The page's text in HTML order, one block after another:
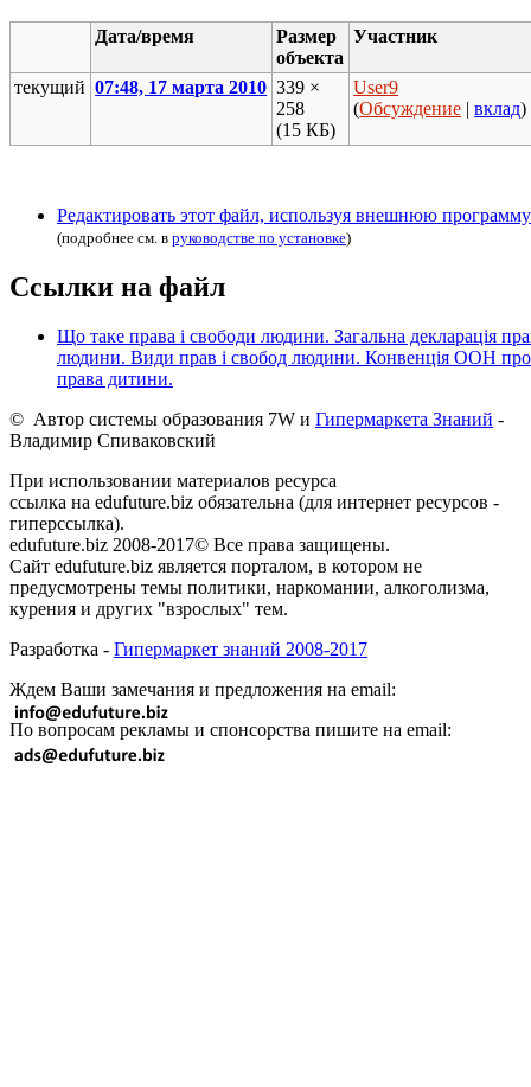
Дата/время
Размер
объекта
Участник
текущий 07:48, 17 марта 2010 339 ×
258
(15 КБ)
User9
(Обсуждение |вклад)
Редактировать этот файл, используя внешнюю программу
(подробнее см. в руководстве по установке)
Ссылки на файл
Що таке права і свободи людини. Загальна декларація
людини. Види прав і свобод людини. Конвенція ООН про
права дитини.
© Автор системы образования 7W и Гипермаркета Знаний -
Владимир Спиваковский
При использовании материалов ресурса
ссылка на edufuture.biz обязательна (для интернет ресурсов -
гиперссылка).
edufuture.biz 2008-2017© Все права защищены.
Сайт edufuture.biz является порталом, в котором не
предусмотрены темы политики, наркомании, алкоголизма,
курения и других "взрослых" тем.
Разработка - Гипермаркет знаний 2008-2017
Ждем Ваши замечания и предложения на email:
По вопросам рекламы и спонсорства пишите на email: